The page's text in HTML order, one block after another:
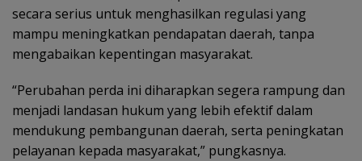
secara serius untuk menghasilkan regulasi yang
mampu meningkatkan pendapatan daerah, tanpa
mengabaikan kepentingan masyarakat.
“Perubahan perda ini diharapkan segera rampung dan
menjadi landasan hukum yang lebih efektif dalam
mendukung pembangunan daerah, serta peningkatan
pelayanan kepada masyarakat,” pungkasnya.